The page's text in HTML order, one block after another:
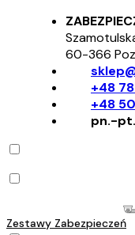
60-366
+48
+48
pn.-
Zestawy Zabezpieczeń